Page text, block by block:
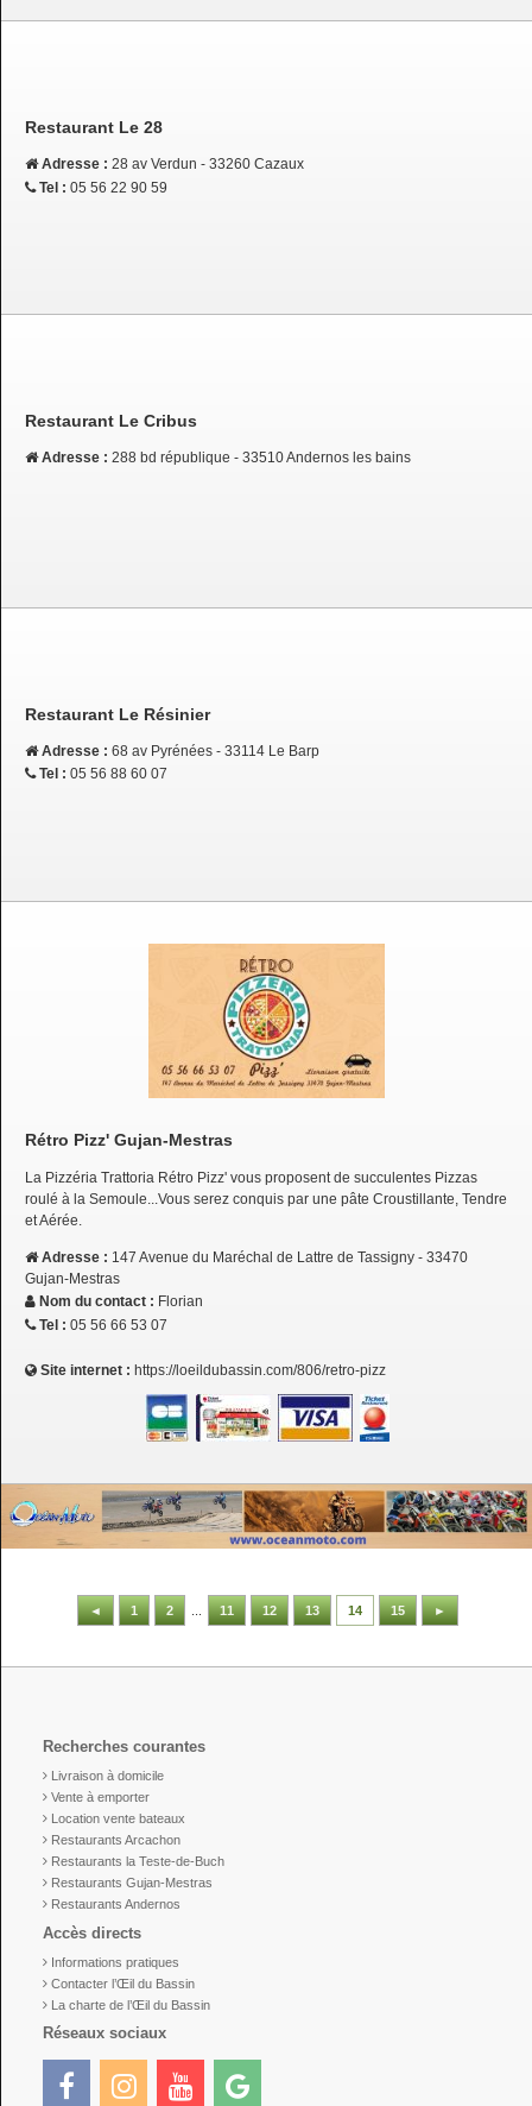
Restaurant Le 28
Adresse : 28 av Verdun - 33260 Cazaux
Tel : 05 56 22 90 59
Restaurant Le Cribus
Adresse : 288 bd république - 33510 Andernos les bains
Restaurant Le Résinier
Adresse : 68 av Pyrénées - 33114 Le Barp
Tel : 05 56 88 60 07
Rétro Pizz' Gujan-Mestras
La Pizzéria Trattoria Rétro Pizz' vous proposent de succulentes Pizzas
roulé à la Semoule...Vous serez conquis par une pâte Croustillante, Tendre
et Aérée.
Adresse : 147 Avenue du Maréchal de Lattre de Tassigny - 33470
Gujan-Mestras
Nom du contact : Florian
Tel : 05 56 66 53 07
Site internet : https://loeildubassin.com/806/retro-pizz
◄ 1 2 11 12 13 14 15 ►
Recherches courantes
Livraison à domicile
Vente à emporter
Location vente bateaux
Restaurants Arcachon
Restaurants la Teste-de-Buch
Restaurants Gujan-Mestras
Restaurants Andernos
Accès directs
Informations pratiques
Contacter l’Œil du Bassin
La charte de l’Œil du Bassin
Réseaux sociaux